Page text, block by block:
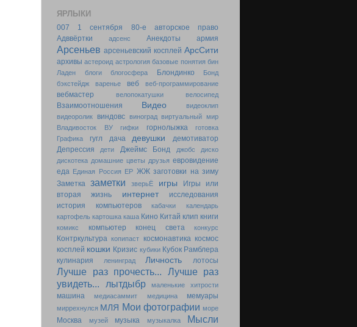
ЯРЛЫКИ
007 1 сентября 80-е
авторское право
Адввёртки
адсенс Анекдоты армия
Арсеньев арсеньевский косплей АрсСити
архивы астероид астрология базовые понятия бин
Ладен
блоги блогосфера Блондинко
Бонд
бэкстейдж
варенье веб веб-программирование
вебмастер велопокатушки велосипед
Взаимоотношения Видео
видеоклип
видеоролик
виндовс виноград виртуальный мир
Владивосток
ВУ гифки горнолыжка
готовка
Графика
гугл дача девушки
демотиватор
Депрессия
дети Джеймс Бонд джобс
диско
дискотека домашние цветы друзья евровидение
еда Единая Россия ЕР ЖЖ заготовки на зиму
Заметка заметки зверьЁ игры
Игры или
вторая жизнь
интернет
исследования
история компьютеров
кабачки
календарь
картофель картошка каша Кино Китай клип книги
комикс компьютер конец света конкурс
Контркультура копипаст космонавтика космос
косплей кошки Кризис кубики Кубок Рамблера
кулинария
ленинград Личность лотосы
Лучше раз прочесть...
Лучше раз
увидеть...
лытдыбр маленькие хитрости
машина медиасаммит медицина мемуары
миррехнулся МЛЯ Мои фотографии море
Москва музей музыка музыкалка Мысли